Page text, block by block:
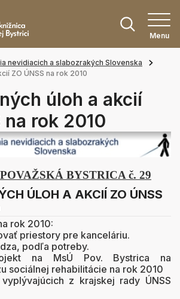
Menu
nevidiacich a slabozrakých Slovenska
ZO ÚNSS na rok 2010
úloh a akcií
na rok 2010
BYSTRICA č. 29
ÚLOH A AKCIÍ ZO ÚNSS
rok 2010:
priestory pre kanceláriu.
podľa potreby.
na MsÚ Pov. Bystrica na
sociálnej rehabilitácie na rok 2010
z krajskej rady ÚNSS